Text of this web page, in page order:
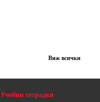
Виж всички
Учебни тетрадки